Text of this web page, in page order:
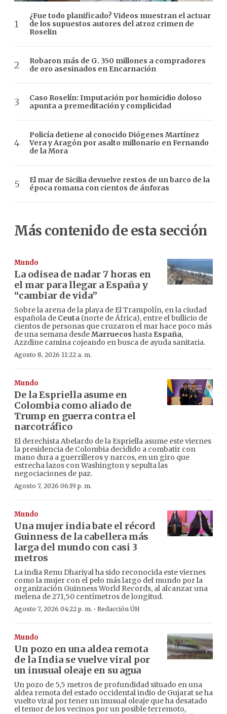
¿Fue todo planificado? Videos muestran el actuar
de los supuestos autores del atroz crimen de
Roselin
Robaron más de G. 350 millones a compradores
de oro asesinados en Encarnación
Caso Roselín: Imputación por homicidio doloso
apunta a premeditación y complicidad
Policía detiene al conocido Diógenes Martínez
Vera y Aragón por asalto millonario en Fernando
de la Mora
El mar de Sicilia devuelve restos de un barco de la
época romana con cientos de ánforas
Más contenido de esta sección
Mundo
La odisea de nadar 7 horas en
el mar para llegar a España y
“cambiar de vida”
Sobre la arena de la playa de El Trampolín, en la ciudad
española de Ceuta (norte de África), entre el bullicio de
cientos de personas que cruzaron el mar hace poco más
de una semana desdeMarruecos hasta España,
Azzdine camina cojeando en busca de ayuda sanitaria.
Agosto 8, 2026 11:22 a. m.
Mundo
De la Espriella asume en
Colombia como aliado de
Trump en guerra contra el
narcotráfico
El derechista Abelardo de la Espriella asume este viernes
la presidencia de Colombia decidido a combatir con
mano dura a guerrilleros y narcos, en un giro que
estrecha lazos con Washington y sepulta las
negociaciones de paz.
Agosto 7, 2026 06:19 p. m.
Mundo
Una mujer india bate el récord
Guinness de la cabellera más
larga del mundo con casi 3
metros
La india Renu Dhariyal ha sido reconocida este viernes
como la mujer con el pelo más largo del mundo por la
organización Guinness World Records, al alcanzar una
melena de 271,50 centímetros de longitud.
Agosto 7, 2026 04:22 p. m. · Redacción ÚH
Mundo
Un pozo en una aldea remota
de la India se vuelve viral por
un inusual oleaje en su agua
Un pozo de 5,5 metros de profundidad situado en una
aldea remota del estado occidental indio de Gujarat se ha
vuelto viral por tener un inusual oleaje que ha desatado
el temor de los vecinos por un posible terremoto,